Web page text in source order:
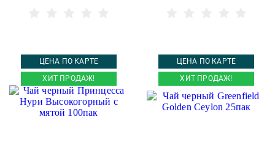
ЦЕНА ПО КАРТЕ
ХИТ ПРОДАЖ!
ЦЕНА ПО КАРТЕ
ХИТ ПРОДАЖ!